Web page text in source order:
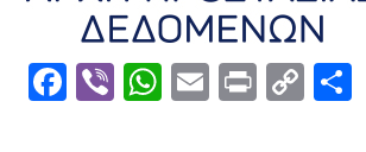
Facebook
ViberWhatsApp
EmailPrintCopy